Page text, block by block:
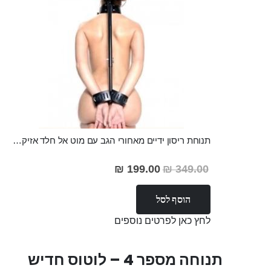
תנוחת ריסון ידיים מאחורי הגב עם מוט אל חלד אזיקי ידיים מעור וקולר "MUT"
349.00 ₪
מחיר
199.00 ₪
הוסף לסל
לחץ כאן לפרטים נוספים
תנוחה מספר 4 – לוטוס חדיש